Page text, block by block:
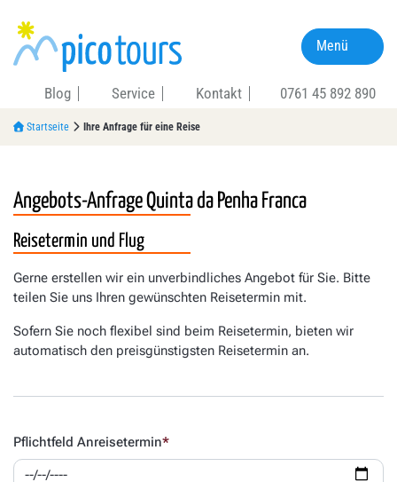
Blog Service Kontakt 0761 45 892 890
Menü
Startseite Ihre Anfrage für eine Reise
Angebots-AnfrageQuinta da Penha Franca
Reisetermin und Flug
Gerne erstellen wir ein unverbindliches Angebot für Sie. Bitte
teilen Sie uns Ihren gewünschten Reisetermin mit.
Sofern Sie noch flexibel sind beim Reisetermin, bieten wir
automatisch den preisgünstigsten Reisetermin an.
Pflichtfeld Anreisetermin*